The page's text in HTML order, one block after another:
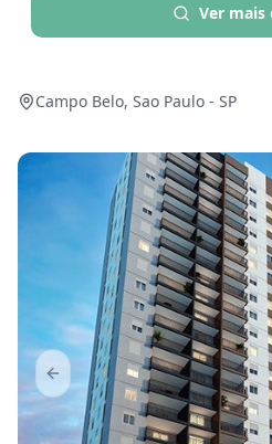
Ver mais
Campo Belo, Sao Paulo - SP
Previous slide